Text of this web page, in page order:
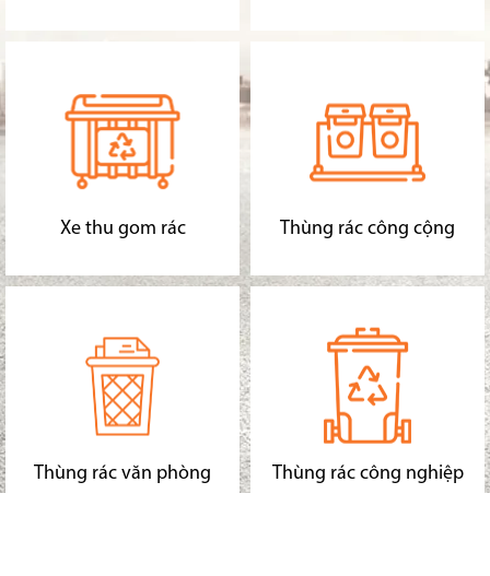
Xe thu gom rác Thùng rác công cộng
Thùng rác văn phòng Thùng rác công nghiệp